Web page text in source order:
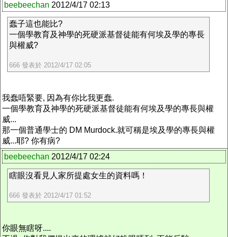
beebeechan 2012/4/17 02:13
蠢子這也能比?
一個學教育及神學的死硬派基督徒能有何埃及學的專長
與權威?
666 發表於 2012/4/17 02:05
我蠢唔緊要, 因為有你比我更蠢.
一個學教育及神學的死硬派基督徒能有何埃及學的專長與權
威...
那一個普通學士的 DM Murdock.就可稱是埃及學的專長與權
威...耶? 你有病?
beebeechan 2012/4/17 02:24
瞎眼沒看見人家所提處女生的資料嗎！
666 發表於 2012/4/17 01:52
你眼無瞎呀....